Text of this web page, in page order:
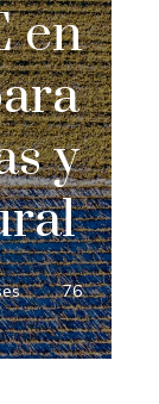
en
y
76